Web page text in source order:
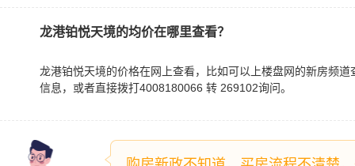
龙港铂悦天境的均价在哪里查看？
龙港铂悦天境的价格在网上查看，比如可以上楼盘网的新房频
信息，或者直接拨打4008180066 转 269102询问。